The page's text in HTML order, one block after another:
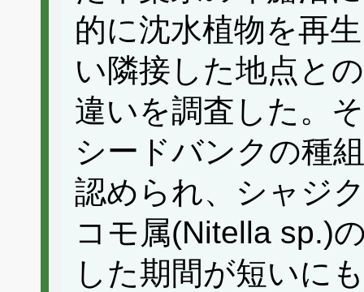
的に沈水植物を再
い隣接した地点と
違いを調査した。
シードバンクの種
認められ、シャジ
コモ属(Nitella sp.)
した期間が短いに